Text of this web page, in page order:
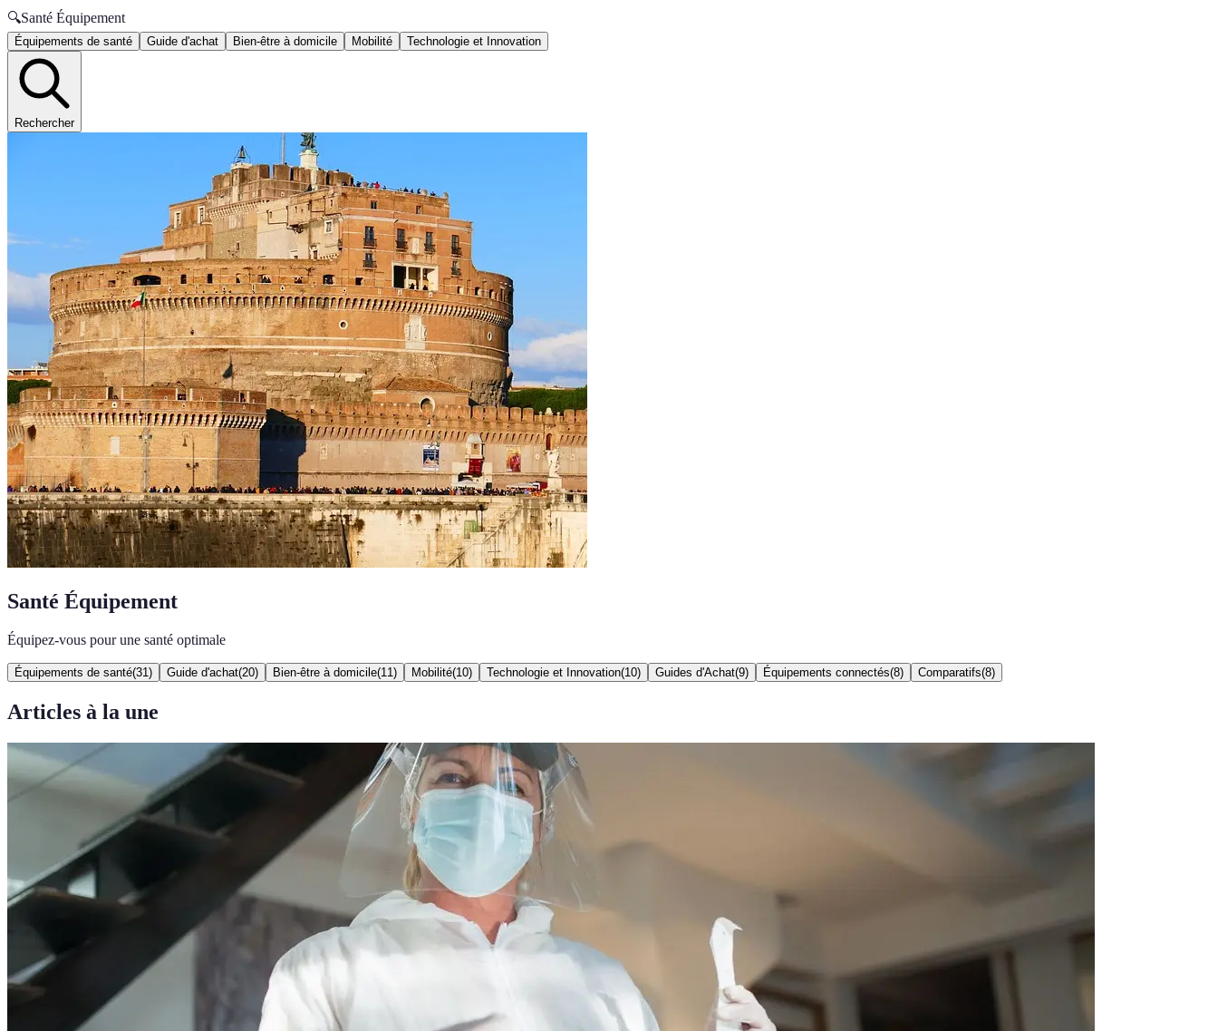
🔍Santé Équipement
Équipements de santé Guide d'achat Bien-être à domicile Mobilité Technologie et Innovation
Rechercher
Santé Équipement
Équipez-vous pour une santé optimale
Équipements de santé(31 ) Guide d'achat(20) Bien-être à domicile(11 ) Mobilité(10) Technologie et Innovation(10) Guides d'Achat(9) Équipements connectés(8) Comparatifs(8)
Articles à la une